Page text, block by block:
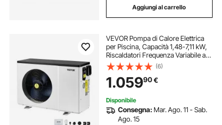
Aggiungi al carrello
VEVOR Pompa di Calore Elettrica
per Piscina, Capacità 1,48-7,11 kW,
Riscaldatori Frequenza Variabile a
Risparmio Energetico Piscine Fuori
Terra 15-30 m³, Riscaldamento
Scaldabagno AC 220-240 V 50 Hz
(6)
1.05990€
Disponibile
Consegna: Mar. Ago. 11 - Sab.
Ago. 15